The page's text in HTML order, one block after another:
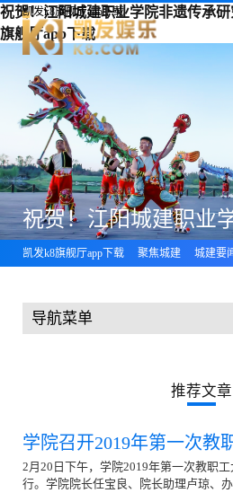
祝贺！江阳城建职业学院非遗传承
旗舰厅app下载
凯发k8旗舰厅app下载
凯发k8旗舰厅app下载 聚焦城建 城建要
导航菜单
推荐文章
学院召开2019年第一次教
2月20日下午，学院2019年第一次教职
行。学院院长任宝良、院长助理卢琼、